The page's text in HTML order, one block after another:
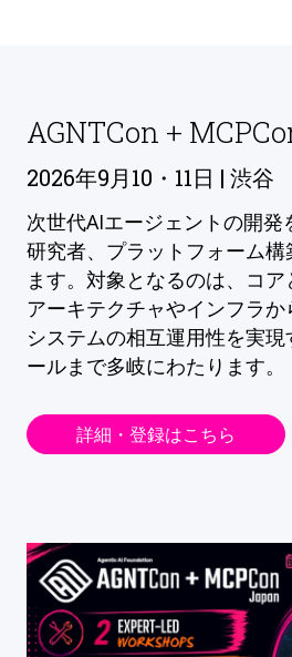
AGNTCon +
2026年9月10・11日 | 渋谷
次世代AIエージェントの開発
研究者、プラットフォーム
ます。対象となるのは、コ
アーキテクチャやインフラか
システムの相互運用性を実
ールまで多岐にわたります。
詳細・登録はこちら